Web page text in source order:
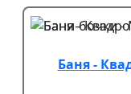
Баня -